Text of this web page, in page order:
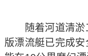
随着河道清淤
版漂流艇已完成